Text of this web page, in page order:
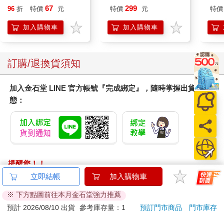
96 折 特價 67 元
加入購物車
特價 299 元
加入購物車
樂
組
特價
訂購/退換貨須知
加入金石堂 LINE 官方帳號『完成綁定』，隨時掌握出貨動
態：
提醒您！！
金石堂及銀行均不會請您操作ATM! 如接獲電話要求您前往
ATM提款機，請不要聽從指示，以免受騙上當！
退換貨須知：
立即結帳 加入購物車
※ 下方點圖前往本月金石堂強力推薦
預計 2026/08/10 出貨 參考庫存量：1 預訂門市商品
門市庫存